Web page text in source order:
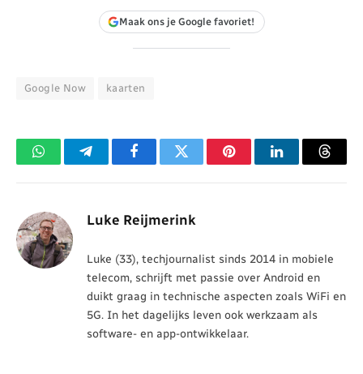
Maak ons je Google favoriet!
Google Now kaarten
WhatsAppTelegramFacebookTwitter PinterestLinkedIn
Luke Reijmerink
Luke (33), techjournalist sinds 2014 in mobiele
telecom, schrijft met passie over Android en
duikt graag in technische aspecten zoals WiFi en
5G. In het dagelijks leven ook werkzaam als
software- en app-ontwikkelaar.